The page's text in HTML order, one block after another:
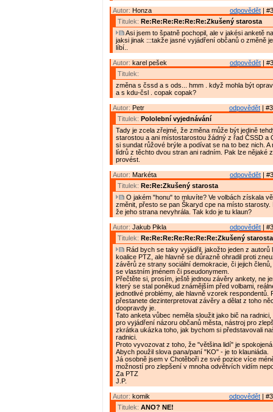
odpovědět |
Autor: Honza
Titulek: Re:Re:Re:Re:Re:Re:Zkušený starosta
Asi jsem to špatně pochopil, ale v jakési anketě
jaksi jinak :::takže jasné vyjádření občanů o změně
líbí..
odpovědět |
Autor: karel pešek
Titulek:
změna s čssd a s ods... hmm . když mohla být
a s kdu-čsl . copak copak?
odpovědět |
Autor: Petr
Titulek: Pololební vyjednávání
Tady je zcela zřejmé, že změna může být jedině
starostou a ani místostarostou žádný z řad ČSSD a
si sundat růžové brýle a podívat se na to bez nich. A
lídrů z těchto dvou stran ani radním. Pak lze nějaké
provést.
odpovědět |
Autor: Markéta
Titulek: Re:Re:Zkušený starosta
O jakém "honu" to mluvíte? Ve volbách získala
změnit, přesto se pan Škaryd cpe na místo starosty.
že jeho strana nevyhrála. Tak kdo je tu klaun?
odpovědět |
Autor: Jakub Pikla
Titulek: Re:Re:Re:Re:Re:Re:Re:Zkušený starosta
Rád bych se taky vyjádřil, jakožto jeden z autorů
koalice PTZ, ale hlavně se důrazně ohradil proti
závěrů ze strany sociální demokracie, či jejich
se vlastním jménem či pseudonymem.
Přečtěte si, prosím, ještě jednou závěry ankety, ne
který se stal poněkud známějším před volbami,
jednotlivé problémy, ale hlavně vzorek respondentů.
přestanete dezinterpretovat závěry a dělat z toho
doopravdy je.
Tato anketa vůbec neměla sloužit jako bič na
pro vyjádření názoru občanů města, nástroj pro
zkrátka ukázka toho, jak bychom si představovali
radnici.
Proto vyvozovat z toho, že "většina lidí" je
Abych použil slova pana/paní "KO" - je to klauniáda.
Já osobně jsem v Chotěboři ze své pozice více
možností pro zlepšení v mnoha odvětvích vidím
Za PTZ
J.P.
odpovědět |
Autor: komik
Titulek: ANO? NE!